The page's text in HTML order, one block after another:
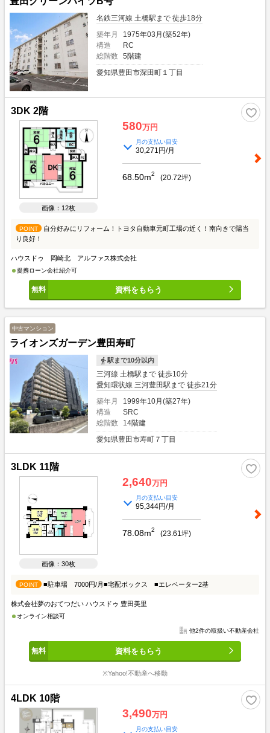
駐車場は1住戸1台。 【周辺環境】 ■名古屋鉄道三河線「土橋」駅まで徒歩約15
分！忙しい朝や帰りが遅くなっても安心です。 ■東名高速道路「豊田」ICまで近
く、アクセス良好です。沿道にはスターバックスやTSUTAYAなど商業施設が充
実しています。 そのほかにもオススメポイントがいっぱい！ぜひ、ご予約の上
現地案内会へ来てください！地元出身の周辺環境と建物施工に詳しい弊社中部住
まいる不動産販売のエージェントがご案内致します。 建築メーカーのご紹介
や、お値打ちのリフォーム工事も提案可能！ 注文住宅やリノベーションをご検
討のお客様でも安心してご相談頂けます。 自己資金0円からの購入や税金の事な
どお気軽にご相談ください。 ご資金計画、住宅ローンもあわせてお気軽にお問
す。 不動産のことなら中部住まいる不動産販売へお気軽にお問い合わせくださ
い。
名鉄三河線 土橋駅まで 徒歩18分
築年月
1975年03月(築52年)
構造
RC
総階数
5階建
愛知県豊田市深田町１丁目
3DK 2階
画像：12枚
580万円
月の支払い目安
30,271円/月
68.50m2 (20.72坪)
POINT
自分好みにリフォーム！トヨタ自動車元町工場の近く！南向きで陽当
り良好！
ハウスドゥ 岡崎北 アルファス株式会社
提携ローン会社紹介可
資料をもらう
中古マンション
ライオンズガーデン豊田寿町
駅まで10分以内
三河線 土橋駅まで 徒歩10分
愛知環状線 三河豊田駅まで 徒歩21分
築年月
1999年10月(築27年)
構造
SRC
総階数
14階建
愛知県豊田市寿町７丁目
3LDK 11階
画像：30枚
2,640万円
月の支払い目安
95,344円/月
78.08m2 (23.61坪)
POINT ■駐車場 7000円/月■宅配ボックス ■エレベーター2基
株式会社夢のおてつだい ハウスドゥ 豊田美里
オンライン相談可
他2件の取扱い不動産会社
資料をもらう
※Yahoo!不動産へ移動
4LDK 10階
3,490万円
月の支払い目安